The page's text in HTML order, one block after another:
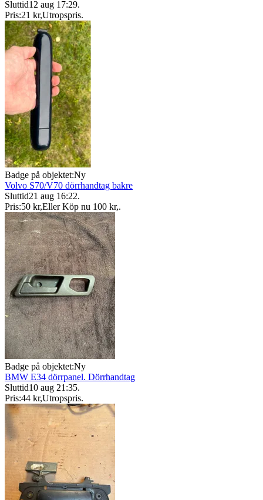
Sluttid12 aug 17:29.
Pris:21 kr,Utropspris.
Badge på objektet:Ny
Volvo S70/V70 dörrhandtag bakre
Sluttid21 aug 16:22.
Pris:50 kr,Eller Köp nu 100 kr,.
Badge på objektet:Ny
BMW E34 dörrpanel. Dörrhandtag
Sluttid10 aug 21:35.
Pris:44 kr,Utropspris.